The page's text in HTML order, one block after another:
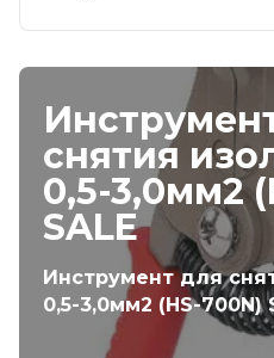
снятия
0,5-3,0мм2
SALE
Инструмент для
0,5-3,0мм2 (HS-700N)